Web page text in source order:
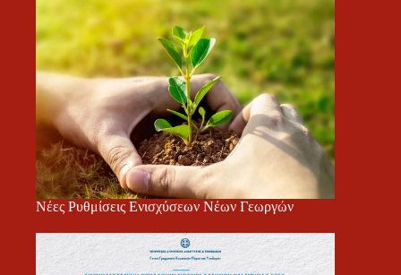
Νέες Ρυθμίσεις Ενισχύσεων Νέων Γεωργών